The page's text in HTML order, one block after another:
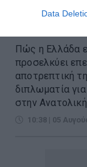
Data
της
Πώς η Ελλάδα
προσελκύει
αποτρεπτική
διπλωματία
στην
10:38 | 05